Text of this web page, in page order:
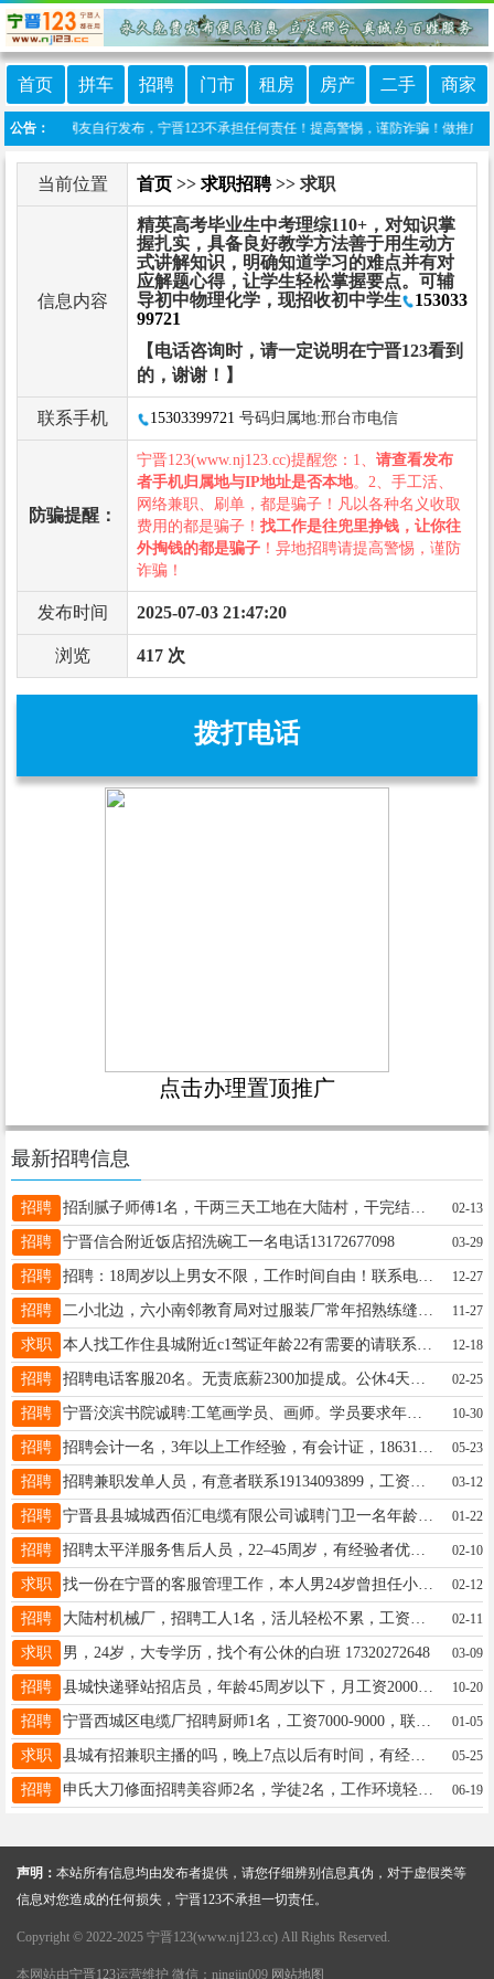
首页 拼车 招聘 门市 租房 房产 二手 商家
公告：
信息由网友自行发布，宁晋123不承担任何责任！提高警惕，谨防诈骗！做推广、
当前位置 首页 >> 求职招聘>> 求职
信息内容
精英高考毕业生中考理综110+，对知识掌
握扎实，具备良好教学方法善于用生动方
式讲解知识，明确知道学习的难点并有对
应解题心得，让学生轻松掌握要点。可辅
导初中物理化学，现招收初中学生
153033
99721
【电话咨询时，请一定说明在宁晋123看到
的，谢谢！】
联系手机 15303399721 号码归属地:邢台市电信
防骗提醒：
宁晋123(www.nj123.cc)提醒您：1、 请查看发布
者手机归属地与IP地址是否本地。2、手工活、
网络兼职、刷单，都是骗子！凡以各种名义收取
费用的都是骗子！ 找工作是往兜里挣钱，让你往
外掏钱的都是骗子 ！异地招聘请提高警惕，谨防
诈骗！
发布时间 2025-07-03 21:47:20
浏览 417 次
拨打电话
点击办理置顶推广
最新招聘信息
招聘 招刮腻子师傅1名，干两三天工地在大陆村，干完结账15530958495 02-13
招聘 宁晋信合附近饭店招洗碗工一名电话13172677098 03-29
招聘 招聘：18周岁以上男女不限，工作时间自由！联系电话19131313535 12-27
招聘 11-27
求职 12-18
招聘 02-25
招聘 宁晋洨滨书院诚聘:工笔画学员、画师。学员要求年龄不超过35周岁。热爱绘画有相关工作经验、大专、本科者优先录取。可兼职，多劳多得，时间灵活。地址:宁晋县城 电话:18203198169同微信 10-30
招聘 05-23
招聘 03-12
招聘 宁晋县县城城西佰汇电缆有限公司诚聘门卫一名年龄在50-65周岁，包吃包住，年前年后都可上班，招聘电话18617420264 01-22
招聘 招聘太平洋服务售后人员，22–45周岁，有经验者优先，☎:18131906852 02-10
求职 找一份在宁晋的客服管理工作，本人男24岁曾担任小米公司天猫客服部主管熟悉所有客服技能，计算机技能，熟悉各版本ppt各种周，月，年度汇报。联系电话15200002931(同微 02-12
招聘 02-11
求职 男，24岁，大专学历，找个有公休的白班 17320272648 03-09
招聘 县城快递驿站招店员，年龄45周岁以下，月工资2000起，每月公休2天，有经验者优先，有意者联系18231939998。 10-20
招聘 01-05
求职 县城有招兼职主播的吗，晚上7点以后有时间，有经验，联系电话19568292945 05-25
招聘 06-19
声明： 本站所有信息均由发布者提供，请您仔细辨别信息真伪，对于虚假类等
信息对您造成的任何损失，宁晋123不承担一切责任。
Copyright © 2022-2025 宁晋123(www.nj123.cc) All Rights Reserved.
本网站由宁晋123运营维护 微信：ningjin009 网站地图